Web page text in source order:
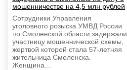
мошенничестве на 4,5 млн рублей
Сотрудники Управления
уголовного розыска УМВД России
по Смоленской области задержали
участницу мошеннической схемы,
жертвой которой стала 57-летняя
жительница Смоленска.
Женщина…